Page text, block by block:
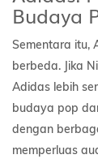
Budaya
Sementara itu,
berbeda. Jika
Adidas lebih
budaya pop
dengan
memperluas